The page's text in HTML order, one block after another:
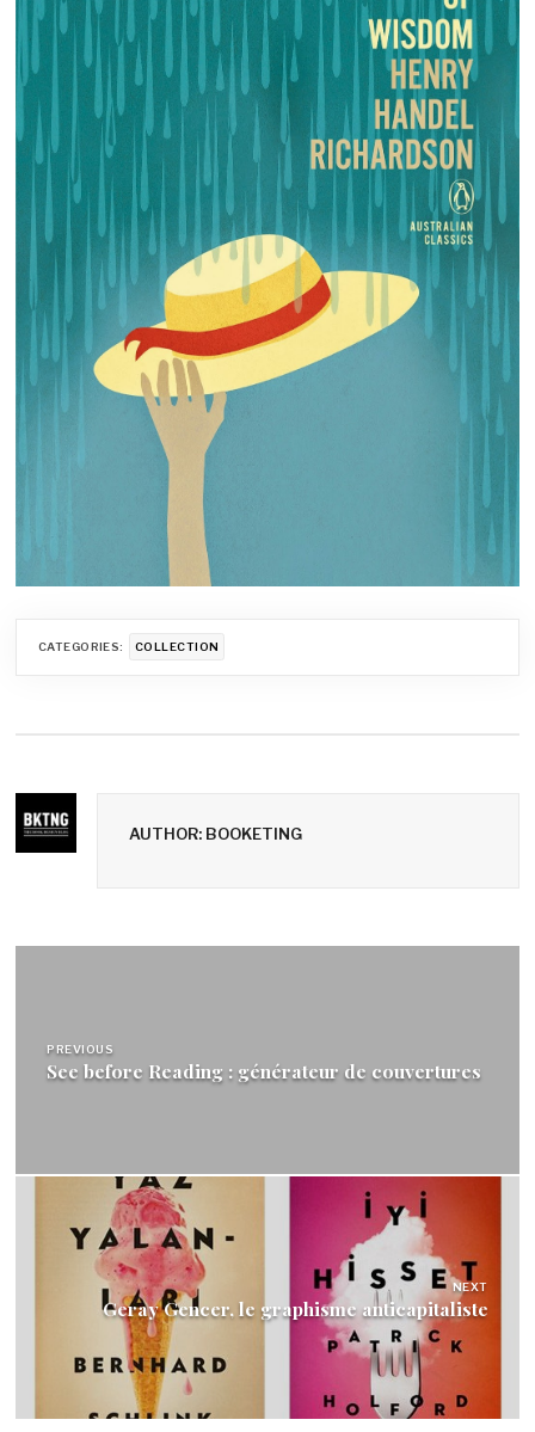
CATEGORIES: COLLECTION
AUTHOR: BOOKETING
l’article
PREVIOUS
See before Reading : générateur de couvertures
NEXT
Geray Gencer, le graphisme anticapitaliste